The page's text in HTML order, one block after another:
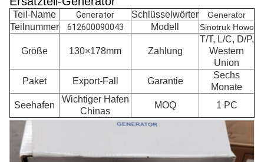
Teil-Name Generator Schlüsselwörter Generator
Teilnummer 612600090043 Modell Sinotruk Howo
Größe 130×178mm Zahlung
T/T, L/C, D/P,
Western
Union
Paket
Export-Fall Garantie
Sechs
Monate
Seehafen
Wichtiger Hafen
Chinas
MOQ 1 PC